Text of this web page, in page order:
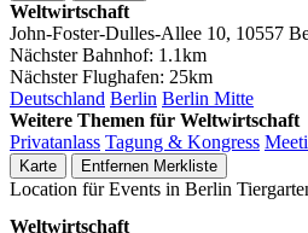
Weltwirtschaft
John-Foster-Dulles-Allee 10, 10557
Nächster Bahnhof: 1.1km
Nächster Flughafen: 25km
Deutschland Berlin Berlin Mitte
Weitere Themen für Weltwirtschaft
Privatanlass Tagung & Kongress
Karte Entfernen Merkliste
Location für Events in Berlin
Weltwirtschaft